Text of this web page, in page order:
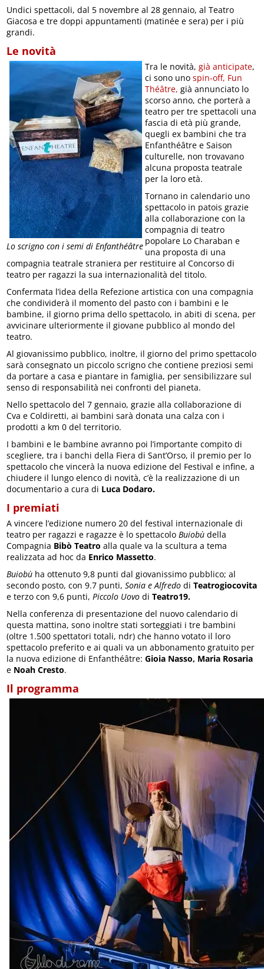
Undici spettacoli, dal 5 novembre al 28 gennaio, al Teatro
Giacosa e tre doppi appuntamenti (matinée e sera) per i più
grandi.
Le novità
Lo scrigno con i semi di Enfanthéâtre
Tra le novità,già anticipate,
ci sono uno spin-off, Fun
Théâtre, già annunciato lo
scorso anno, che porterà a
teatro per tre spettacoli una
fascia di età più grande,
quegli ex bambini che tra
Enfanthéâtre e Saison
culturelle, non trovavano
alcuna proposta teatrale
per la loro età.
Tornano in calendario uno
spettacolo in patois grazie
alla collaborazione con la
compagnia di teatro
popolare Lo Charaban e
una proposta di una
compagnia teatrale straniera per restituire al Concorso di
teatro per ragazzi la sua internazionalità del titolo.
Confermata l’idea della Refezione artistica con una compagnia
che condividerà il momento del pasto con i bambini e le
bambine, il giorno prima dello spettacolo, in abiti di scena, per
avvicinare ulteriormente il giovane pubblico al mondo del
teatro.
Al giovanissimo pubblico, inoltre, il giorno del primo spettacolo
sarà consegnato un piccolo scrigno che contiene preziosi semi
da portare a casa e piantare in famiglia, per sensibilizzare sul
senso di responsabilità nei confronti del pianeta.
Nello spettacolo del 7 gennaio, grazie alla collaborazione di
Cva e Coldiretti, ai bambini sarà donata una calza con i
prodotti a km 0 del territorio.
I bambini e le bambine avranno poi l’importante compito di
scegliere, tra i banchi della Fiera di Sant’Orso, il premio per lo
spettacolo che vincerà la nuova edizione del Festival e infine, a
chiudere il lungo elenco di novità, c’è la realizzazione di un
documentario a cura di Luca Dodaro.
I premiati
A vincere l’edizione numero 20 del festival internazionale di
teatro per ragazzi e ragazze è lo spettacolo Buiobù della
Compagnia Bibò Teatro alla quale va la scultura a tema
realizzata ad hoc da Enrico Massetto.
Buiobù ha ottenuto 9,8 punti dal giovanissimo pubblico; al
secondo posto, con 9.7 punti,Sonia e Alfredo diTeatrogiocovita
e terzo con 9,6 punti,Piccolo Uovo di Teatro19.
Nella conferenza di presentazione del nuovo calendario di
questa mattina, sono inoltre stati sorteggiati i tre bambini
(oltre 1.500 spettatori totali, ndr) che hanno votato il loro
spettacolo preferito e ai quali va un abbonamento gratuito per
la nuova edizione di Enfanthéâtre: Gioia Nasso, Maria Rosaria
e Noah Cresto.
Il programma